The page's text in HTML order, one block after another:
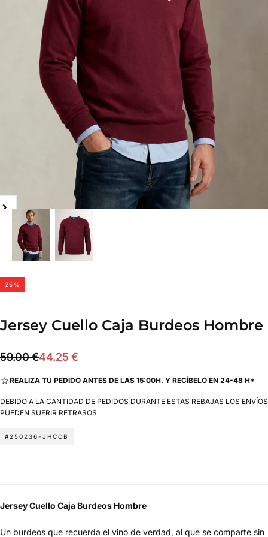
25 %
Jersey Cuello Caja Burdeos Hombre
44.25
Precio
59.00 €Precio
44.25 €
REALIZA TU PEDIDO ANTES DE LAS 15:00H. Y RECÍBELO EN 24-48 H*
DEBIDO A LA CANTIDAD DE PEDIDOS DURANTE ESTAS REBAJAS LOS ENVÍOS
PUEDEN SUFRIR RETRASOS
#250236-JHCCB
Jersey Cuello Caja Burdeos Hombre
Un burdeos que recuerda el vino de verdad, al que se comparte sin